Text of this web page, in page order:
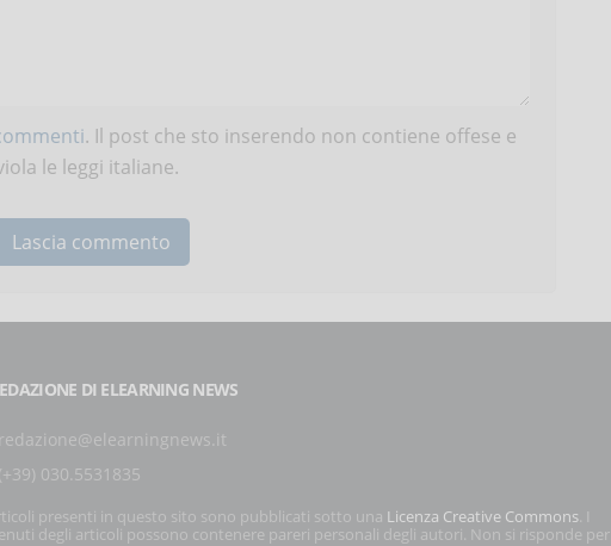
. Il post che sto inserendo non contiene offese e
le leggi italiane.
DI ELEARNING NEWS
redazione@elearningnews.it
(+39) 030.5531835
presenti in questo sito sono pubblicati sotto una Licenza Creative Commons
degli articoli possono contenere pareri personali degli autori. Non si risponde per